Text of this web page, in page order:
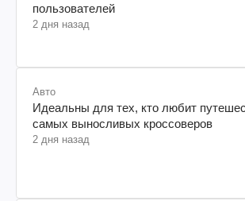
пользователей
2 дня назад
Авто
Идеальны для тех, кто любит
самых выносливых кроссоверов
2 дня назад